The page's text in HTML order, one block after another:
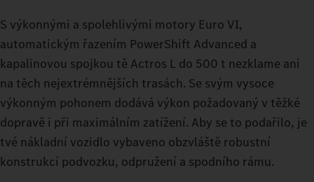
S výkonnými a spolehlivými motory Euro VI,
automatickým řazením PowerShift Advanced a
kapalinovou spojkou tě Actros L do 500 t nezklame ani
na těch nejextrémnějších trasách. Se svým vysoce
výkonným pohonem dodává výkon požadovaný v těžké
dopravě i při maximálním zatížení. Aby se to podařilo, je
tvé nákladní vozidlo vybaveno obzvláště robustní
konstrukcí podvozku, odpružení a spodního rámu.